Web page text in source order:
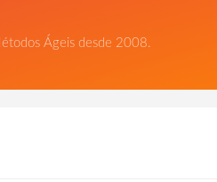
Ágeis desde 2008.